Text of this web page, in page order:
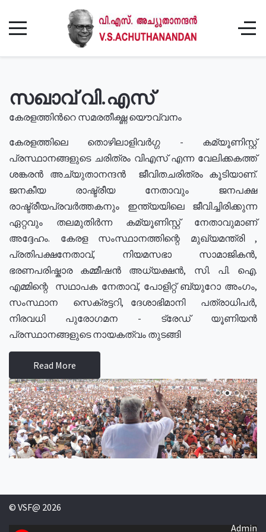
സഖാവ് വി.എസ്
കേരളത്തിൻറെ സമരതീക്ഷ്ണ യൌവ്വനം
കേരളത്തിലെ തൊഴിലാളിവർഗ്ഗ - കമ്യൂണിസ്റ്റ്
പ്രസ്ഥാനങ്ങളുടെ ചരിത്രം വിഎസ് എന്ന വേലിക്കകത്ത്
ശങ്കരൻ അച്യുതാനന്ദൻ ജീവിതചരിത്രം കൂടിയാണ്.
ജനകീയ രാഷ്ട്രീയ നേതാവും ജനപക്ഷ
രാഷ്ട്രീയപ്രവർത്തകനും ഇന്ത്യയിലെ ജീവിച്ചിരിക്കുന്ന
ഏറ്റവും തലമുതിർന്ന കമ്യൂണിസ്റ്റ് നേതാവുമാണ്
അദ്ദേഹം. കേരള സംസ്ഥാനത്തിന്റെ മുഖ്യമന്ത്രി ,
പ്രതിപക്ഷനേതാവ്, നിയമസഭാ സാമാജികൻ,
ഭരണപരിഷ്കാര കമ്മീഷൻ അധ്യക്ഷൻ, സി. പി. ഐ.
എമ്മിന്റെ സഥാപക നേതാവ്, പോളിറ്റ് ബ്യുറോ അംഗം,
സംസ്ഥാന സെക്രട്ടറി, ദേശാഭിമാനി പത്രാധിപർ,
നിരവധി പുരോഗമന - ട്രേഡ് യൂണിയൻ
പ്രസ്ഥാനങ്ങളുടെ നായകത്വം തുടങ്ങി
Read More
© VSF@ 2026
Admin